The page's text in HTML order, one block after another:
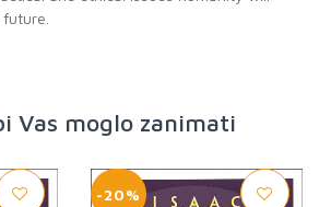
Vas moglo zanimati
-20%